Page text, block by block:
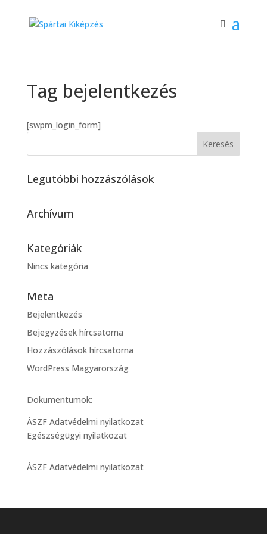
Tag bejelentkezés
[swpm_login_form]
Legutóbbi hozzászólások
Archívum
Kategóriák
Nincs kategória
Meta
Bejelentkezés
Bejegyzések hírcsatorna
Hozzászólások hírcsatorna
WordPress Magyarország
Dokumentumok:
ÁSZF Adatvédelmi nyilatkozat
Egészségügyi nyilatkozat
ÁSZF Adatvédelmi nyilatkozat